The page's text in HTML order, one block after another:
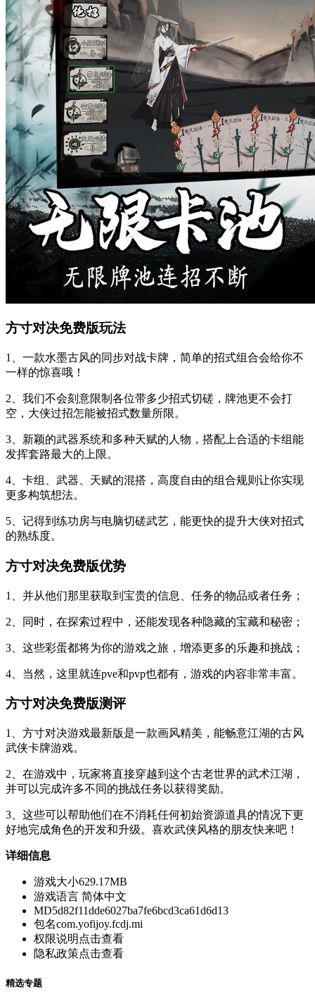
方寸对决免费版玩法
1、一款水墨古风的同步对战卡牌，简单的招式组合会给你不
一样的惊喜哦！
2、我们不会刻意限制各位带多少招式切磋，牌池更不会打
空，大侠过招怎能被招式数量所限。
3、新颖的武器系统和多种天赋的人物，搭配上合适的卡组能
发挥套路最大的上限。
4、卡组、武器、天赋的混搭，高度自由的组合规则让你实现
更多构筑想法。
5、记得到练功房与电脑切磋武艺，能更快的提升大侠对招式
的熟练度。
方寸对决免费版优势
1、并从他们那里获取到宝贵的信息、任务的物品或者任务；
2、同时，在探索过程中，还能发现各种隐藏的宝藏和秘密；
3、这些彩蛋都将为你的游戏之旅，增添更多的乐趣和挑战；
4、当然，这里就连pve和pvp也都有，游戏的内容非常丰富。
方寸对决免费版测评
1、方寸对决游戏最新版是一款画风精美，能畅意江湖的古风
武侠卡牌游戏。
2、在游戏中，玩家将直接穿越到这个古老世界的武术江湖，
并可以完成许多不同的挑战任务以获得奖励。
3、这些可以帮助他们在不消耗任何初始资源道具的情况下更
好地完成角色的开发和升级。喜欢武侠风格的朋友快来吧！
详细信息
游戏大小629.17MB
游戏语言 简体中文
MD5d82f11dde6027ba7fe6bcd3ca61d6d13
包名com.yofijoy.fcdj.mi
权限说明 点击查看
隐私政策点击查看
精选专题